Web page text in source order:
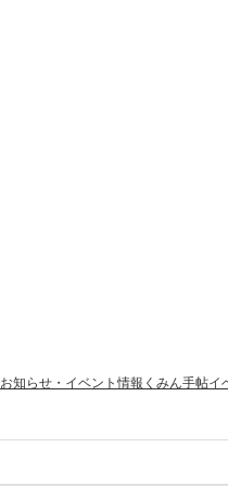
お知らせ・イベント情報 くみん手帖イ